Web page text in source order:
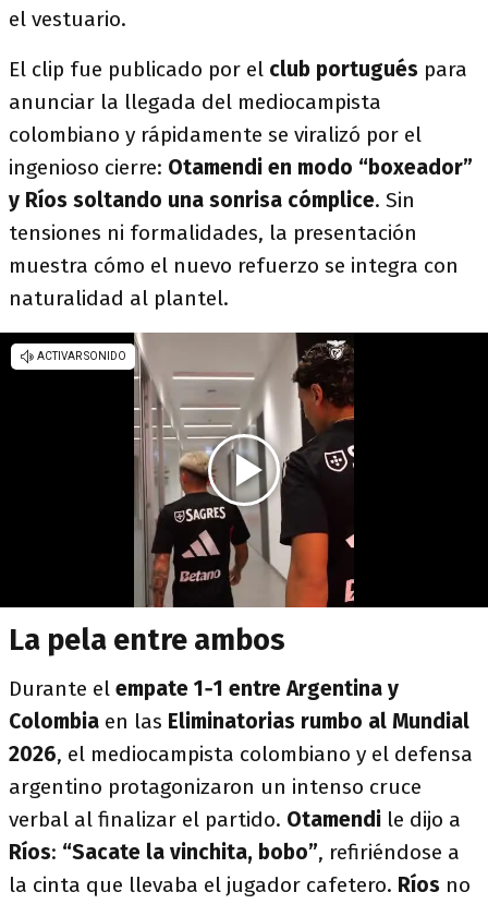
el vestuario.
El clip fue publicado por el club portugués para
anunciar la llegada del mediocampista
colombiano y rápidamente se viralizó por el
ingenioso cierre: Otamendi en modo “boxeador”
y Ríos soltando una sonrisa cómplice. Sin
tensiones ni formalidades, la presentación
muestra cómo el nuevo refuerzo se integra con
naturalidad al plantel.
La pela entre ambos
Durante el empate 1‑1 entre Argentina y
Colombia en las Eliminatorias rumbo al Mundial
2026, el mediocampista colombiano y el defensa
argentino protagonizaron un intenso cruce
verbal al finalizar el partido. Otamendi le dijo a
Ríos: “Sacate la vinchita, bobo”, refiriéndose a
la cinta que llevaba el jugador cafetero. Ríos no